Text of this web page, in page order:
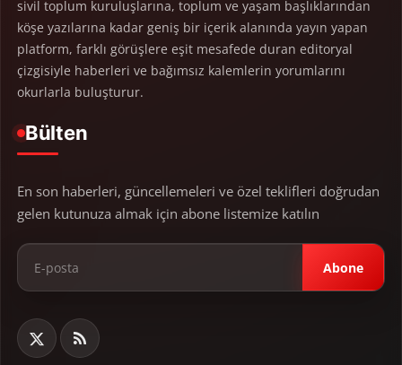
sivil toplum kuruluşlarına, toplum ve yaşam başlıklarından
köşe yazılarına kadar geniş bir içerik alanında yayın yapan
platform, farklı görüşlere eşit mesafede duran editoryal
çizgisiyle haberleri ve bağımsız kalemlerin yorumlarını
okurlarla buluşturur.
Bülten
En son haberleri, güncellemeleri ve özel teklifleri doğrudan
gelen kutunuza almak için abone listemize katılın
Abone